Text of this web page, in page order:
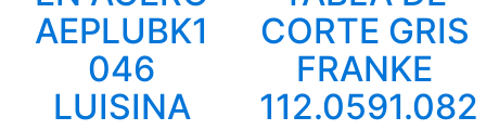
AEPLUBK1
046
LUISINA
CORTE GRIS
FRANKE
112.0591.082